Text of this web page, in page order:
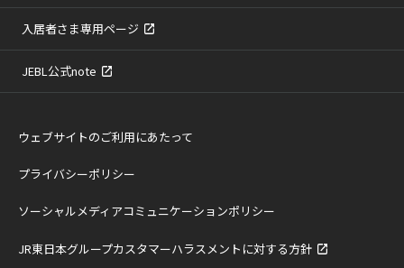
入居者さま専用ページ
JEBL公式note
ウェブサイトのご利用にあたって
プライバシーポリシー
ソーシャルメディアコミュニケーションポリシー
JR東日本グループカスタマーハラスメントに対する方針